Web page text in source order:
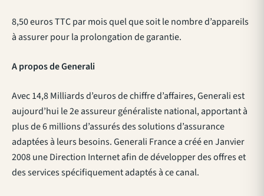
8,50 euros TTC par mois quel que soit le nombre d’appareils
à assurer pour la prolongation de garantie.
A propos de Generali
Avec 14,8 Milliards d’euros de chiffre d’affaires, Generali est
aujourd’hui le 2e assureur généraliste national, apportant à
plus de 6 millions d’assurés des solutions d’assurance
adaptées à leurs besoins. Generali France a créé en Janvier
2008 une Direction Internet afin de développer des offres et
des services spécifiquement adaptés à ce canal.